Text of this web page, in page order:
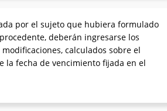
por el sujeto que hubiera formulado
deberán ingresarse los
calculados sobre el
la fecha de vencimiento fijada en el